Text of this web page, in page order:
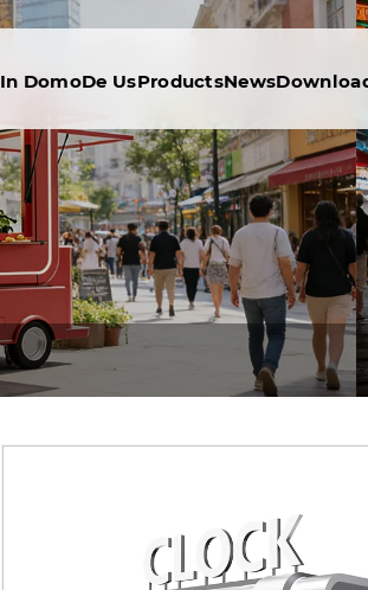
In DomoDe UsProductsNews